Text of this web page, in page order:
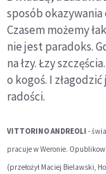
sposób
Czasem możemy
nie jest paradoks.
na łzy. Łzy
o kogoś. I
radości.
VITTORINO ANDREOLI -
pracuje w Weronie.
(przełożył Maciej Bielawski,